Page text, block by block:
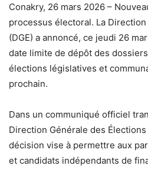
Conakry, 26 mars 2026 –
processus électoral. La
(DGE) a annoncé, ce jeudi 26
date limite de dépôt des
élections législatives et
prochain.
Dans un communiqué officiel
Direction Générale des
décision vise à permettre aux
et candidats indépendants de